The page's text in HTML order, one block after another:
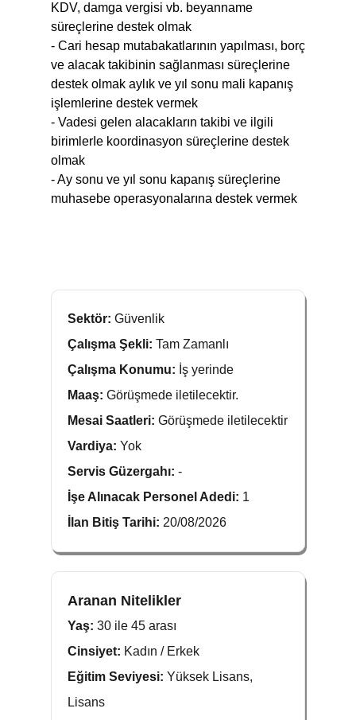
KDV, damga vergisi vb. beyanname
süreçlerine destek olmak
- Cari hesap mutabakatlarının yapılması, borç
ve alacak takibinin sağlanması süreçlerine
destek olmak aylık ve yıl sonu mali kapanış
işlemlerine destek vermek
- Vadesi gelen alacakların takibi ve ilgili
birimlerIe koordinasyon süreçlerine destek
olmak
- Ay sonu ve yıl sonu kapanış süreçlerine
muhasebe operasyonalarına destek vermek
Sektör: Güvenlik
Çalışma Şekli: Tam Zamanlı
Çalışma Konumu: İş yerinde
Maaş: Görüşmede iletilecektir.
Mesai Saatleri: Görüşmede iletilecektir
Vardiya: Yok
Servis Güzergahı: -
İşe Alınacak Personel Adedi: 1
İlan Bitiş Tarihi: 20/08/2026
Aranan Nitelikler
Yaş: 30 ile 45 arası
Cinsiyet: Kadın / Erkek
Eğitim Seviyesi: Yüksek Lisans,
Lisans